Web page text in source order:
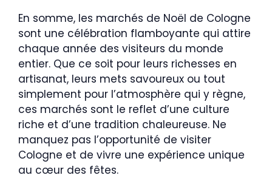
En somme, les marchés de Noël de Cologne
sont une célébration flamboyante qui attire
chaque année des visiteurs du monde
entier. Que ce soit pour leurs richesses en
artisanat, leurs mets savoureux ou tout
simplement pour l’atmosphère qui y règne,
ces marchés sont le reflet d’une culture
riche et d’une tradition chaleureuse. Ne
manquez pas l’opportunité de visiter
Cologne et de vivre une expérience unique
au cœur des fêtes.